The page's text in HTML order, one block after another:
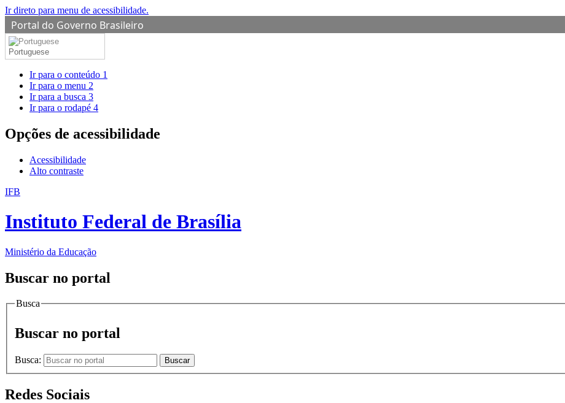
Ir direto para menu de acessibilidade.
Portal do Governo Brasileiro
Portuguese
Ir para o conteúdo 1
Ir para o menu 2
Ir para a busca 3
Ir para o rodapé 4
Opções de acessibilidade
Acessibilidade
Alto contraste
IFB
Instituto Federal de Brasília
Ministério da Educação
Buscar no portal
Busca
Buscar no portal
Busca: Buscar
Redes Sociais